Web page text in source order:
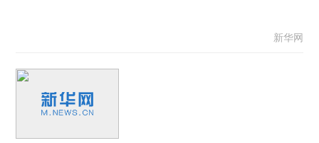
新华网